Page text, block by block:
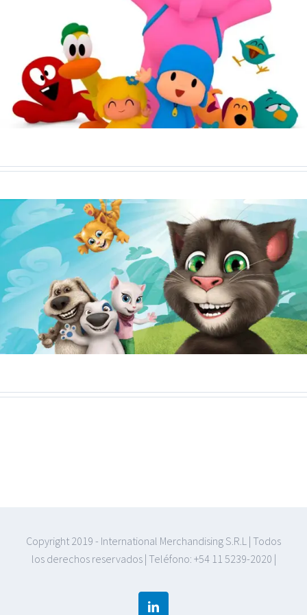
Copyright 2019 - International Merchandising S.R.L | Todos
los derechos reservados | Teléfono: +54 11 5239-2020 |
Linkedin